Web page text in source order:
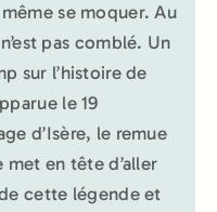
se moquer. Au
pas comblé. Un
sur l’histoire de
le 19
d’Isère, le remue
en tête d’aller
cette légende et